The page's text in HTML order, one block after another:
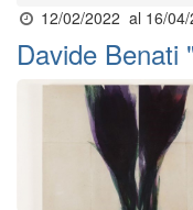
12/02/2022 al 16/
Davide Benati